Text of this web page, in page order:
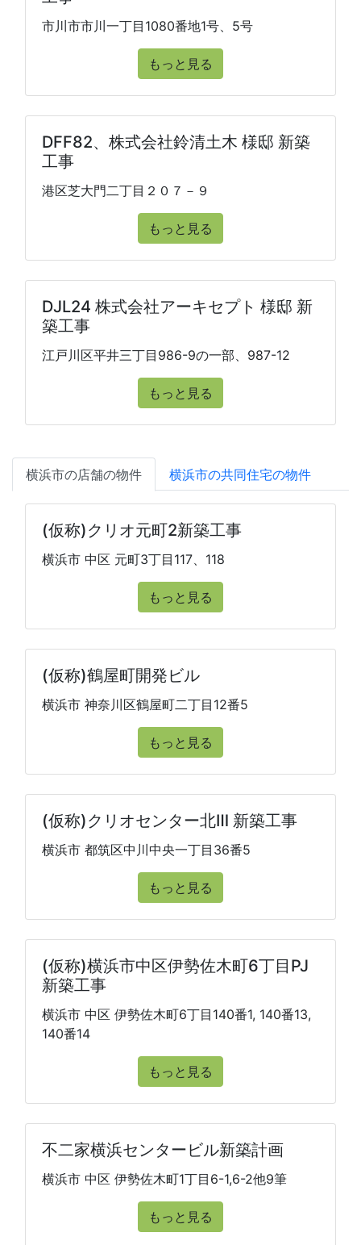
市川市市川一丁目1080番地1号、5号
もっと見る
DFF82、株式会社鈴清土木 様邸 新築
工事
港区芝大門二丁目２０７－９
もっと見る
DJL24 株式会社アーキセプト 様邸 新
築工事
江戸川区平井三丁目986-9の一部、987-12
もっと見る
横浜市の店舗の物件 横浜市の共同住宅の物件
(仮称)クリオ元町2新築工事
横浜市 中区 元町3丁目117、118
もっと見る
(仮称)鶴屋町開発ビル
横浜市 神奈川区鶴屋町二丁目12番5
もっと見る
(仮称)クリオセンター北Ⅲ 新築工事
横浜市 都筑区中川中央一丁目36番5
もっと見る
(仮称)横浜市中区伊勢佐木町6丁目PJ
新築工事
横浜市 中区 伊勢佐木町6丁目140番1, 140番13,
140番14
もっと見る
不二家横浜センタービル新築計画
横浜市 中区 伊勢佐木町1丁目6-1,6-2他9筆
もっと見る